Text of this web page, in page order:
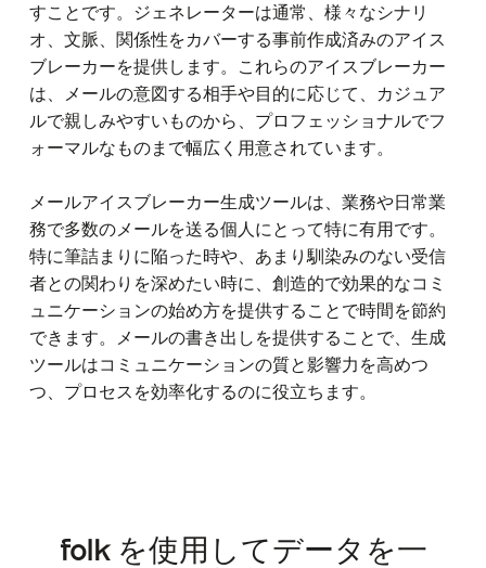
すことです。ジェネレーターは通常、様々なシナリ
オ、文脈、関係性をカバーする事前作成済みのアイス
ブレーカーを提供します。これらのアイスブレーカー
は、メールの意図する相手や目的に応じて、カジュア
ルで親しみやすいものから、プロフェッショナルでフ
ォーマルなものまで幅広く用意されています。
メールアイスブレーカー生成ツールは、業務や日常業
務で多数のメールを送る個人にとって特に有用です。
特に筆詰まりに陥った時や、あまり馴染みのない受信
者との関わりを深めたい時に、創造的で効果的なコミ
ュニケーションの始め方を提供することで時間を節約
できます。メールの書き出しを提供することで、生成
ツールはコミュニケーションの質と影響力を高めつ
つ、プロセスを効率化するのに役立ちます。
folk を使用してデータを一